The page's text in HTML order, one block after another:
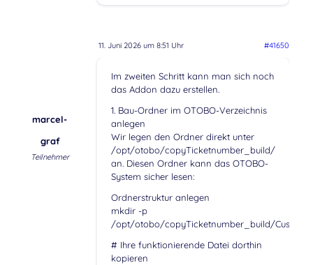
11. Juni 2026 um 8:51 Uhr #41650
marcel-
graf
Teilnehmer
Im zweiten Schritt kann man sich noch
das Addon dazu erstellen.
1. Bau-Ordner im OTOBO-Verzeichnis
anlegen
Wir legen den Ordner direkt unter
/opt/otobo/copyTicketnumber_build/
an. Diesen Ordner kann das OTOBO-
System sicher lesen:
Ordnerstruktur anlegen
mkdir -p
/opt/otobo/copyTicketnumber_build/
# Ihre funktionierende Datei dorthin
kopieren